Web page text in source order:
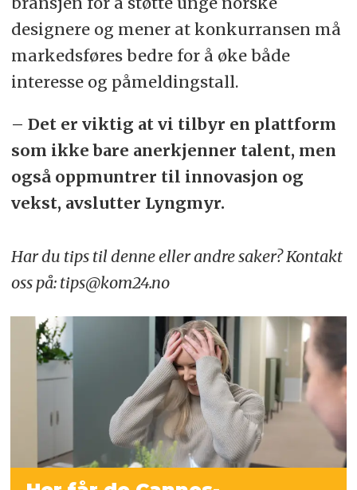
designere og mener at konkurransen må
markedsføres bedre for å øke både
interesse og påmeldingstall.
– Det er viktig at vi tilbyr en plattform
som ikke bare anerkjenner talent, men
også oppmuntrer til innovasjon og
vekst, avslutter Lyngmyr.
Har du tips til denne eller andre saker? Kontakt
oss på: tips@kom24.no